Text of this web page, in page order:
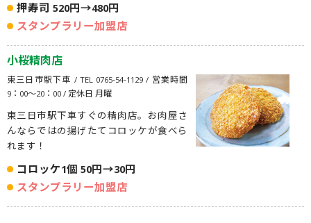
押寿司 520円→480円
スタンプラリー加盟店
小桜精肉店
東三日市駅下車 / TEL 0765-54-1129 / 営業時間
9：00〜20：00 / 定休日 月曜
東三日市駅下車すぐの精肉店。お肉屋さ
んならではの揚げたてコロッケが食べら
れます！
コロッケ1個 50円→30円
スタンプラリー加盟店